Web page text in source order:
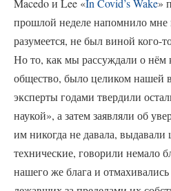
Macedo и Lee «In Covid’s Wake»
прошлой неделе напомнило мне
разумеется, не был виной кого-
Но то, как мы рассуждали о нём
общество, было целиком нашей
эксперты годами твердили
наукой», а затем заявляли об
им никогда не давала,
технические, говорили немало
нашего же блага и